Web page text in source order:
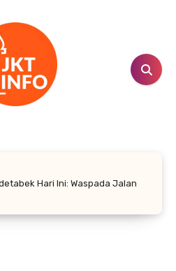
Hari Ini: Waspada Jalan